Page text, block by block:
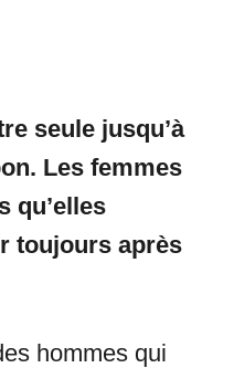
seule jusqu’à
Les femmes
qu’elles
toujours après
hommes qui